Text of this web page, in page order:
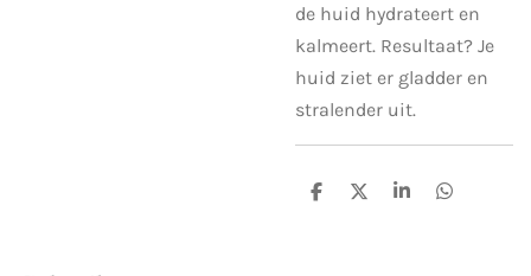
de huid hydrateert en
kalmeert. Resultaat? Je
huid ziet er gladder en
stralender uit.
D
D
S
D